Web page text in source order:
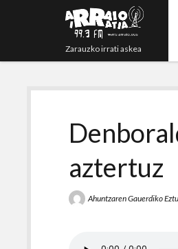
Zarauzko irrati askea
Irratia
99.3aztertuz
Ahuntzaren Gauerdiko